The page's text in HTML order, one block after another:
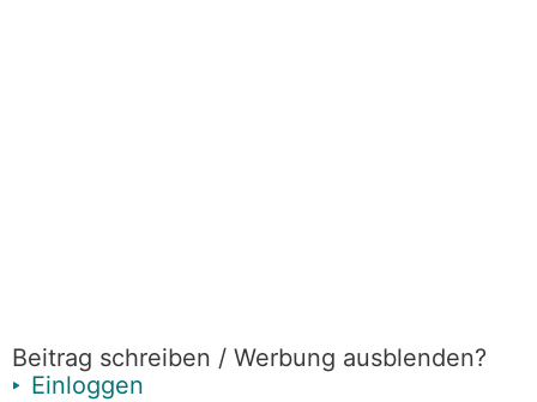
Beitrag schreiben / Werbung ausblenden?
Einloggen